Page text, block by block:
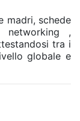
madri, schede
networking ,
tra i
globale e